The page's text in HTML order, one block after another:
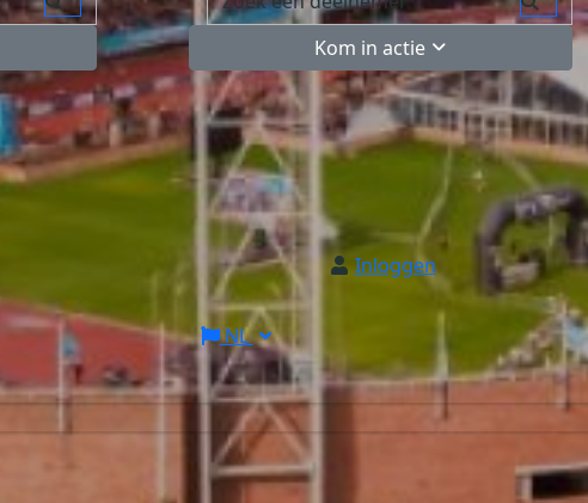
Kom in actie
Inloggen
NL